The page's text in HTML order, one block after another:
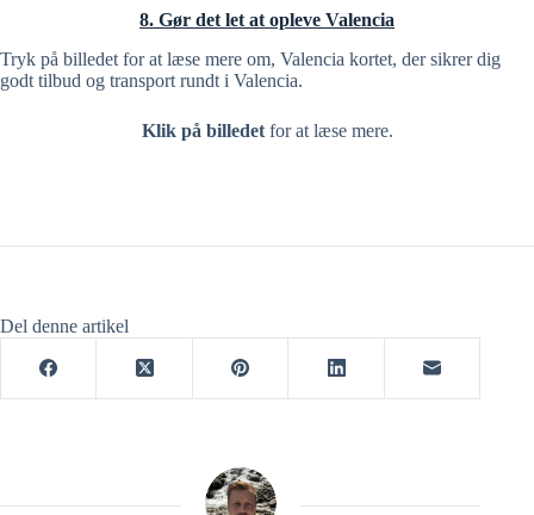
8. Gør det let at opleve Valencia
Tryk på billedet for at læse mere om, Valencia kortet, der sikrer dig
godt tilbud og transport rundt i Valencia.
Klik på billedet for at læse mere.
Del denne artikel